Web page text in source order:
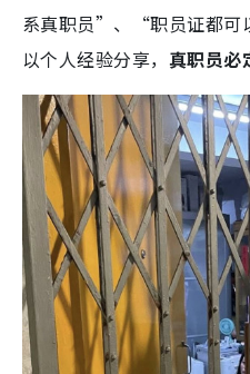
系真职员”、“职员证都可
以个人经验分享， 真职员必